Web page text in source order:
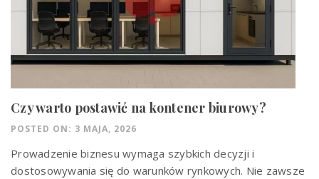
Czy warto postawić na kontener biurowy?
POSTED ON: 3 MAJA, 2026
Prowadzenie biznesu wymaga szybkich decyzji i
dostosowywania się do warunków rynkowych. Nie zawsze